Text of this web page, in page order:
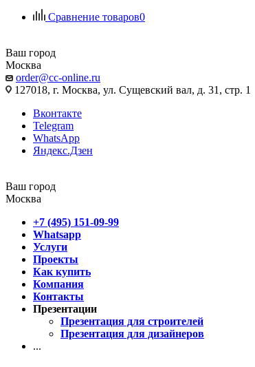
Сравнение товаров0
Ваш город
Москва
order@cc-online.ru
127018, г. Москва, ул. Сущевский вал, д. 31, стр. 1
Вконтакте
Telegram
WhatsApp
Яндекс.Дзен
Ваш город
Москва
+7 (495) 151-09-99
Whatsapp
Услуги
Проекты
Как купить
Компания
Контакты
Презентации
Презентация для строителей
Презентация для дизайнеров
...